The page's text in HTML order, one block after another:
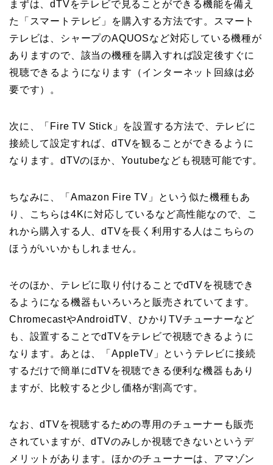
まずは、dTVをテレビで見ることができる機能を備え
た「スマートテレビ」を購入する方法です。スマート
テレビは、シャープのAQUOSなど対応している機種が
ありますので、該当の機種を購入すれば設定後すぐに
視聴できるようになります（インターネット回線は必
要です）。
次に、「Fire TV Stick」を設置する方法で、テレビに
接続して設定すれば、dTVを観ることができるように
なります。dTVのほか、Youtubeなども視聴可能です。
ちなみに、「Amazon Fire TV」という似た機種もあ
り、こちらは4Kに対応しているなど高性能なので、こ
れから購入する人、dTVを長く利用する人はこちらの
ほうがいいかもしれません。
そのほか、テレビに取り付けることでdTVを視聴でき
るようになる機器もいろいろと販売されていてます。
ChromecastやAndroidTV、ひかりTVチューナーなど
も、設置することでdTVをテレビで視聴できるように
なります。あとは、「AppleTV」というテレビに接続
するだけで簡単にdTVを視聴できる便利な機器もあり
ますが、比較すると少し価格が割高です。
なお、dTVを視聴するための専用のチューナーも販売
されていますが、dTVのみしか視聴できないというデ
メリットがあります。ほかのチューナーは、アマゾン